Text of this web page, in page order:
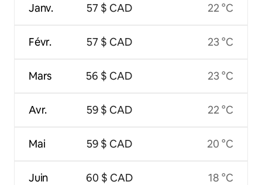
Janv.
Févr.
Mars
Avr.
Mai
Juin
57 $ CAD
57 $ CAD
56 $ CAD
59 $ CAD
59 $ CAD
60 $ CAD
22 °C
23 °C
23 °C
22 °C
20 °C
18 °C